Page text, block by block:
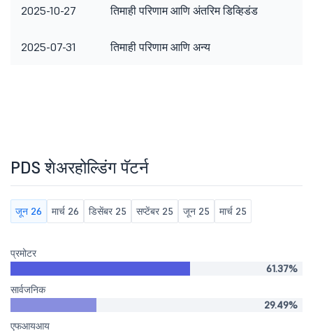
2025-10-27 तिमाही परिणाम आणि अंतरिम डिव्हिडंड
2025-07-31 तिमाही परिणाम आणि अन्य
PDS शेअरहोल्डिंग पॅटर्न
जून 26 मार्च 26 डिसेंबर 25 सप्टेंबर 25 जून 25 मार्च 25
प्रमोटर
61.37%
सार्वजनिक
29.49%
एफआयआय